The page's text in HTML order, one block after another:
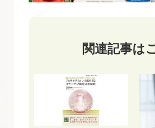
関連記事は